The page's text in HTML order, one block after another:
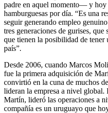
padre en aquel momento— y hoy
hamburguesas por día. “Es una
seguir generando empleo
tres generaciones de gurises,
que tienen la posibilidad de
país”.
Desde 2006, cuando Marcos
fue la primera adquisición de
convirtió en la cuna de muchos
lideran la empresa a nivel
Martín, lideró las operaciones a
compañía es un uruguayo que